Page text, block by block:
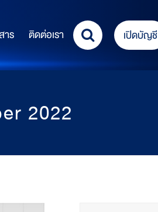
าร ติดต่อเรา เปิดบัญชี
2022